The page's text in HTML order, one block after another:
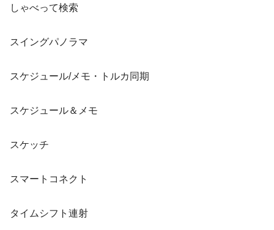
しゃべって検索
スイングパノラマ
スケジュール/メモ・トルカ同期
スケジュール＆メモ
スケッチ
スマートコネクト
タイムシフト連射